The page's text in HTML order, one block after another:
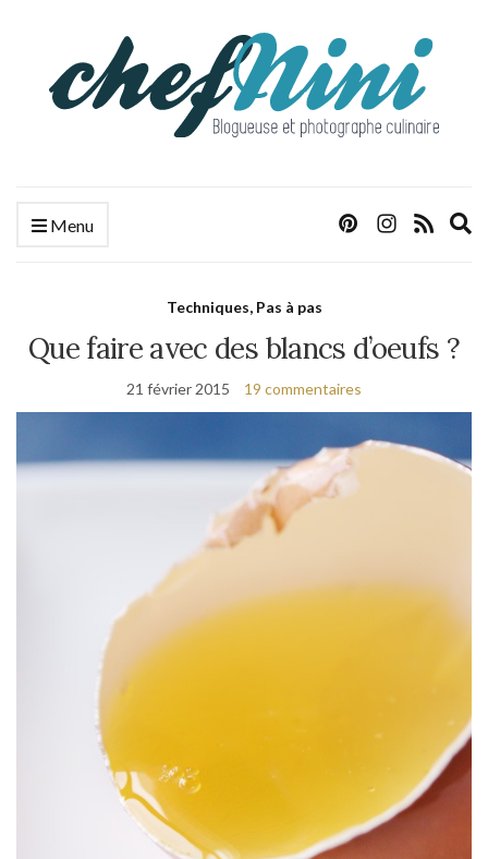
Menu
Techniques, Pas à pas
Que faire avec des blancs d’oeufs ?
21 février 2015 19 commentaires